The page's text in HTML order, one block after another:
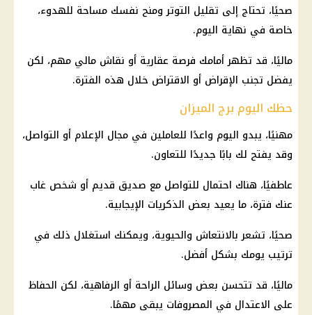
صحيًا، تحتاج إلى تقليل التوتر ومنح نفسك مساحة للهدوء،
خاصة في نهاية اليوم.
ماليًا، قد تظهر أمامك فرصة عقارية أو نقاش مالي مهم، لكن
يفضل تجنب الإقراض أو الاقتراض خلال هذه الفترة.
حظك اليوم برج الميزان
مهنيًا، يبدو اليوم واعدًا للعاملين في مجال الإعلام أو التواصل،
وقد يفتح لك بابًا جديدًا للتعاون.
عاطفيًا، هناك احتمال للتواصل مع صديق قديم أو شخص غاب
عنك فترة، ما يعيد بعض الذكريات الإيجابية.
صحيًا، تشعر بالانتعاش والحيوية، ويمكنك استغلال ذلك في
ترتيب يومك بشكل أفضل.
ماليًا، قد تتحسن بعض وسائل الراحة أو الرفاهية، لكن الحفاظ
على الاعتدال في المصروفات يبقى مهمًا.